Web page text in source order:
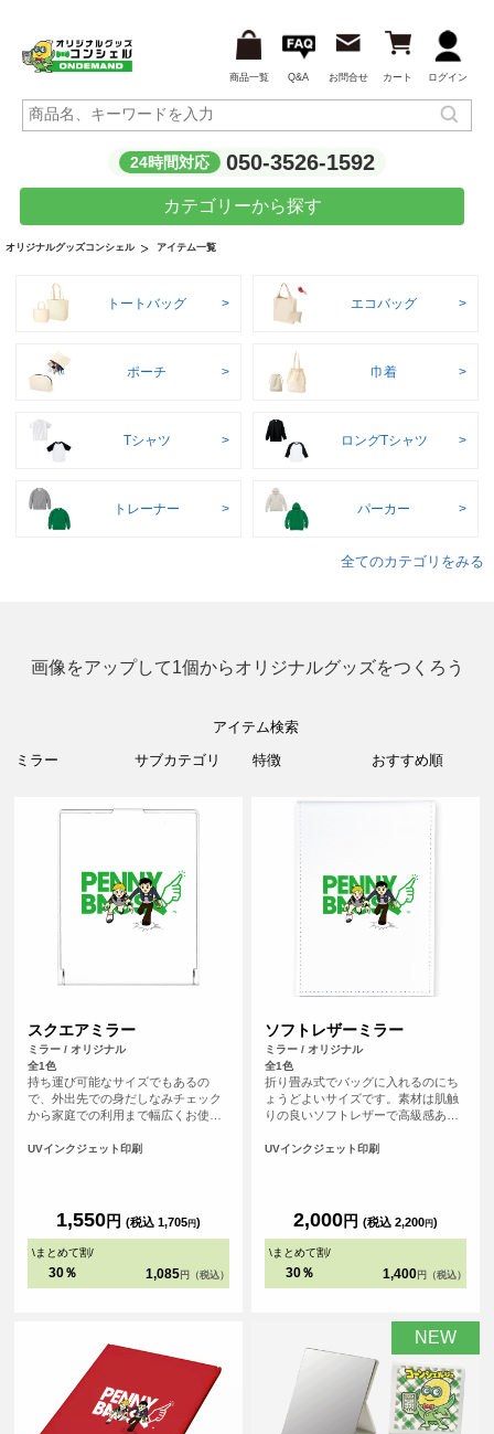
商品一覧 Q&A お問合せ カート ログイン
24時間対応 050-3526-1592
カテゴリーから探す
オリジナルグッズコンシェル アイテム一覧
トートバッグ エコバッグ
ポーチ 巾着
Tシャツ ロングTシャツ
トレーナー パーカー
全てのカテゴリをみる
画像をアップして1個からオリジナルグッズをつくろう
アイテム検索
スクエアミラー
ミラー / オリジナル
全1色
持ち運び可能なサイズでもあるの
で、外出先での身だしなみチェック
から家庭での利用まで幅広くお使い
UVインクジェット印刷
1,550円 (税込 1,705円)
\まとめて割/
30％ 1,085 円（税込）
ソフトレザーミラー
ミラー / オリジナル
全1色
折り畳み式でバッグに入れるのにち
ょうどよいサイズです。素材は肌触
りの良いソフトレザーで高級感あ
UVインクジェット印刷
2,000円 (税込 2,200円)
\まとめて割/
30％ 1,400 円（税込）
NEW